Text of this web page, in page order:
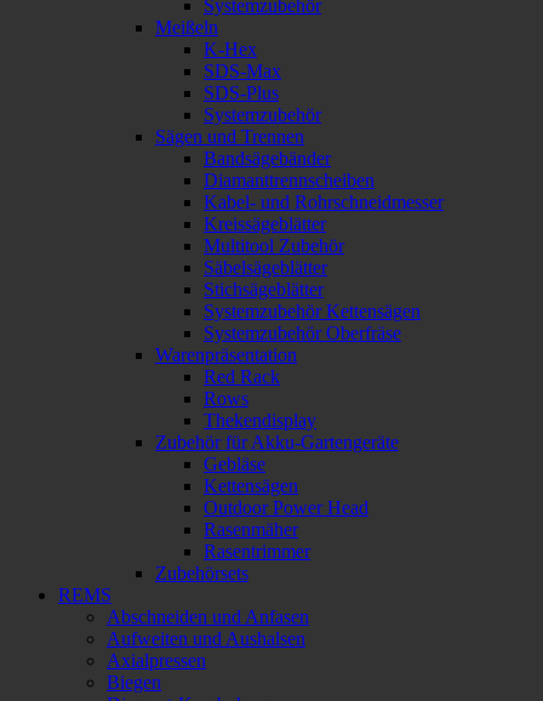
Systemzubehör
Meißeln
K-Hex
SDS-Max
SDS-Plus
Systemzubehör
Sägen und Trennen
Bandsägebänder
Diamanttrennscheiben
Kabel- und Rohrschneidmesser
Kreissägeblätter
Multitool Zubehör
Säbelsägeblätter
Stichsägeblätter
Systemzubehör Kettensägen
Systemzubehör Oberfräse
Warenpräsentation
Red Rack
Rows
Thekendisplay
Zubehör für Akku-Gartengeräte
Gebläse
Kettensägen
Outdoor Power Head
Rasenmäher
Rasentrimmer
Zubehörsets
REMS
Abschneiden und Anfasen
Aufweiten und Aushalsen
Axialpressen
Biegen